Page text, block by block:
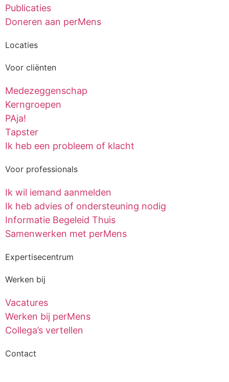
Publicaties
Doneren aan perMens
Locaties
Voor cliënten
Medezeggen­schap
Kerngroepen
PAja!
Tapster
Ik heb een probleem of klacht
Voor professionals
Ik wil iemand aanmelden
Ik heb advies of ondersteuning nodig
Informatie Begeleid Thuis
Samenwerken met perMens
Expertisecentrum
Werken bij
Vacatures
Werken bij perMens
Collega’s vertellen
Contact